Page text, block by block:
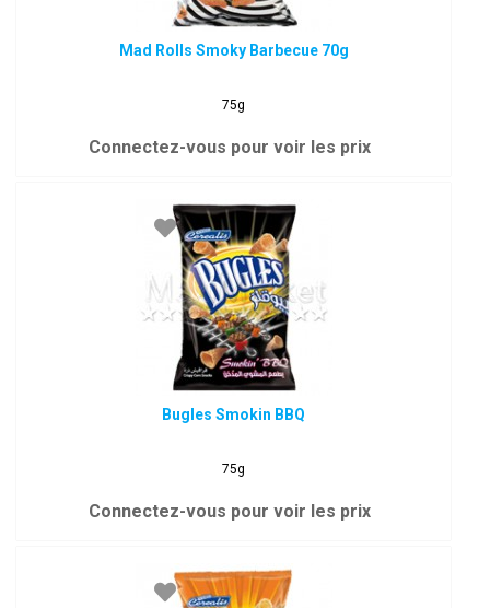
Mad Rolls Smoky Barbecue 70g
75g
Connectez-vous pour voir les prix
Bugles Smokin BBQ
75g
Connectez-vous pour voir les prix